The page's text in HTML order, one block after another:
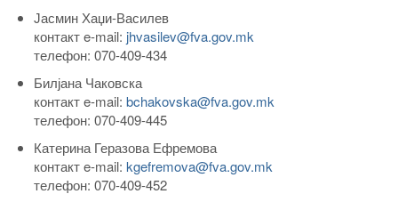
Јасмин Хаџи-Василев
контакт e-mail: jhvasilev@fva.gov.mk
телефон: 070-409-434
Билјана Чаковска
контакт e-mail: bchakovska@fva.gov.mk
телефон: 070-409-445
Катерина Геразова Ефремова
контакт e-mail: kgefremova@fva.gov.mk
телефон: 070-409-452